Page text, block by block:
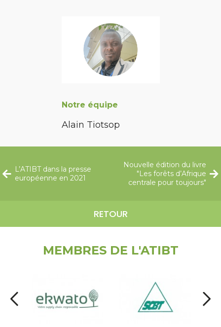
Notre équipe
Alain Tiotsop
L’ATIBT dans la presse
européenne en 2021
RETOUR
Nouvelle édition du livre
"Les forêts d’Afrique
centrale pour toujours"
MEMBRES DE L'ATIBT